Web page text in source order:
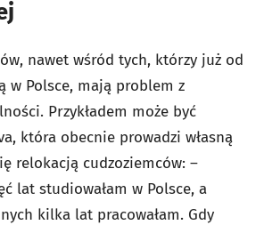
nawet wśród tych, którzy już od
w Polsce, mają problem z
Przykładem może być
która obecnie prowadzi własną
relokacją cudzoziemców: –
lat studiowałam w Polsce, a
kilka lat pracowałam. Gdy